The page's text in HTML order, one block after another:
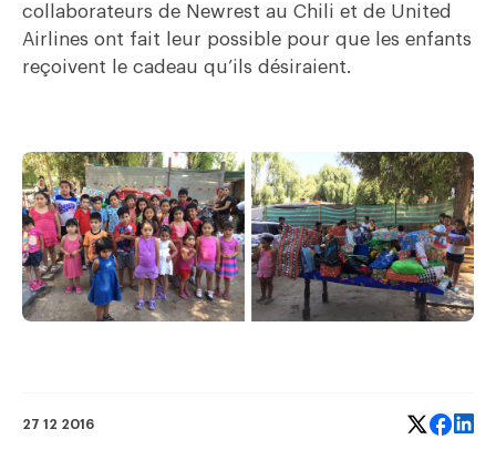
collaborateurs de Newrest au Chili et de United
Airlines ont fait leur possible pour que les enfants
reçoivent le cadeau qu’ils désiraient.
27 12 2016